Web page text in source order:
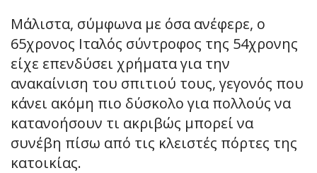
Μάλιστα, σύμφωνα με όσα ανέφερε, ο
65χρονος Ιταλός σύντροφος της 54χρονης
είχε επενδύσει χρήματα για την
ανακαίνιση του σπιτιού τους, γεγονός που
κάνει ακόμη πιο δύσκολο για πολλούς να
κατανοήσουν τι ακριβώς μπορεί να
συνέβη πίσω από τις κλειστές πόρτες της
κατοικίας.